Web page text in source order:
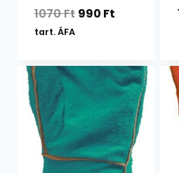
1070Ft Original
1070 Ft.
990 FtCurrent
990 Ft.
tart. ÁFA